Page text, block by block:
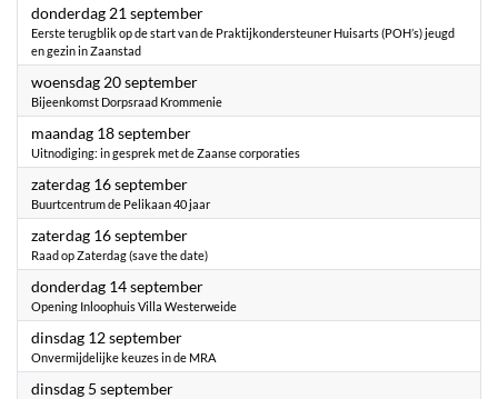
donderdag 21 september2023
Eerste terugblik op de start van de Praktijkondersteuner Huisarts (POH’s) jeugd
en gezin in Zaanstad
woensdag 20 september2023
Bijeenkomst Dorpsraad Krommenie
maandag 18 september2023
Uitnodiging: in gesprek met de Zaanse corporaties
zaterdag 16 september2023
Buurtcentrum de Pelikaan 40 jaar
zaterdag 16 september2023
Raad op Zaterdag (save the date)
donderdag 14 september2023
Opening Inloophuis Villa Westerweide
dinsdag 12 september2023
Onvermijdelijke keuzes in de MRA
dinsdag 5 september2023